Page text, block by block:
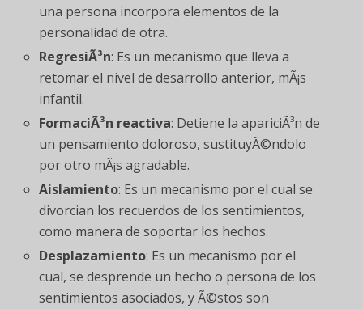
una persona incorpora elementos de la
personalidad de otra.
RegresiÃ³n: Es un mecanismo que lleva a
retomar el nivel de desarrollo anterior, mÃ¡s
infantil.
FormaciÃ³n reactiva: Detiene la apariciÃ³n de
un pensamiento doloroso, sustituyÃ©ndolo
por otro mÃ¡s agradable.
Aislamiento: Es un mecanismo por el cual se
divorcian los recuerdos de los sentimientos,
como manera de soportar los hechos.
Desplazamiento: Es un mecanismo por el
cual, se desprende un hecho o persona de los
sentimientos asociados, y Ã©stos son